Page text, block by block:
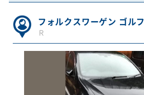
フォルクスワーゲン ゴルフ
Ｒ